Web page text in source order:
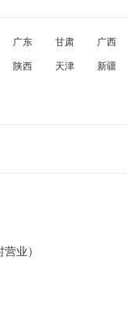
广东 甘肃
广西
陕西 天津 新疆
业）